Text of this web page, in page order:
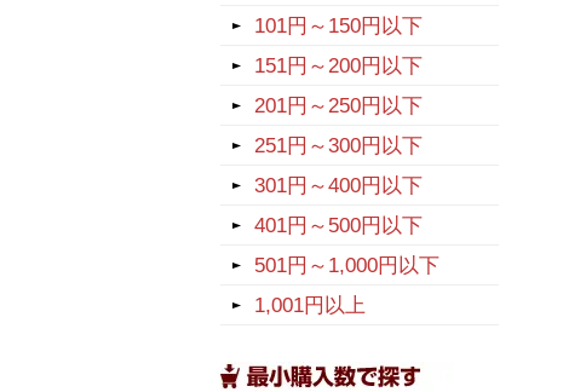
101円～150円以下
151円～200円以下
201円～250円以下
251円～300円以下
301円～400円以下
401円～500円以下
501円～1,000円以下
1,001円以上